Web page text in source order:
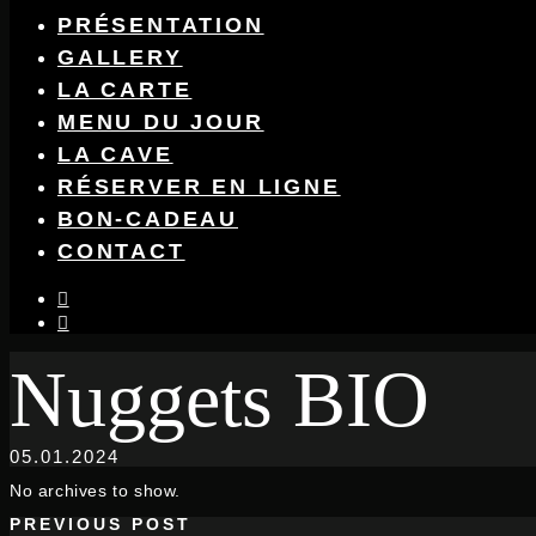
PRÉSENTATION
GALLERY
LA CARTE
MENU DU JOUR
LA CAVE
RÉSERVER EN LIGNE
BON-CADEAU
CONTACT
Nuggets BIO
05.01.2024
No archives to show.
PREVIOUS POST